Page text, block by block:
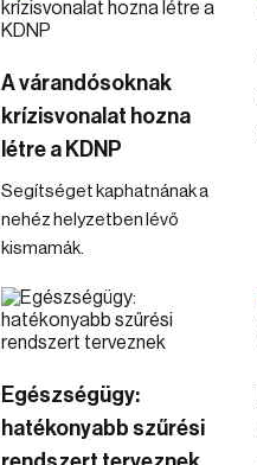
A várandósoknak
krízisvonalat hozna
létre a KDNP
Segítséget kaphatnának a
nehéz helyzetben lévő
kismamák.
Egészségügy:
hatékonyabb szűrési